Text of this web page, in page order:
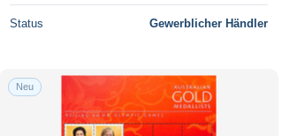
Status Gewerblicher Händler
Neu